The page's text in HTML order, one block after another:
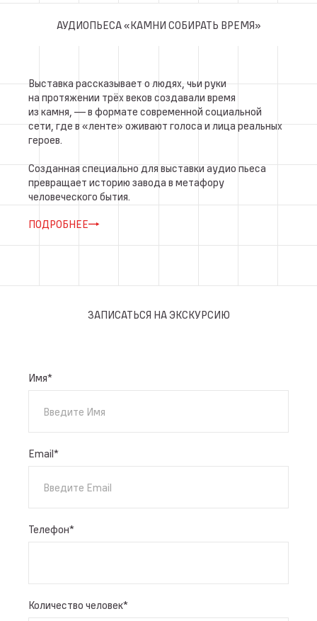
АУДИОПЬЕСА «КАМНИ СОБИРАТЬ ВРЕМЯ»
Выставка рассказывает о людях, чьи руки
на протяжении трёх веков создавали время
из камня, — в формате современной социальной
сети, где в «ленте» оживают голоса и лица реальных
героев.
Созданная специально для выставки аудио пьеса
превращает историю завода в метафору
человеческого бытия.
ПОДРОБНЕЕ
ЗАПИСАТЬСЯ НА ЭКСКУРСИЮ
Имя*
Email*
Телефон*
Количество человек*